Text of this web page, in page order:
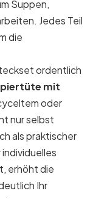
Suppen,
Jedes Teil
die
ordentlich
mit
oder
nur selbst
als praktischer
erhöht die
Ihr